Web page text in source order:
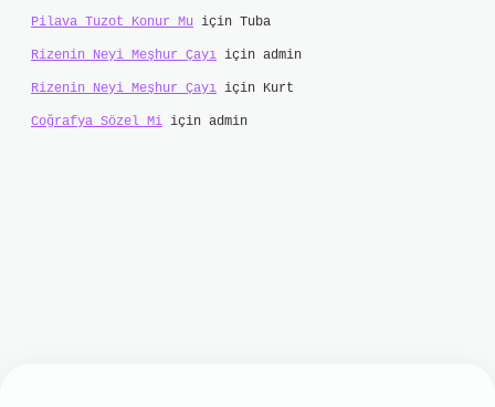
Pilava Tuzot Konur Mu için Tuba
Rizenin Neyi Meşhur Çayı için admin
Rizenin Neyi Meşhur Çayı için Kurt
Coğrafya Sözel Mi için admin